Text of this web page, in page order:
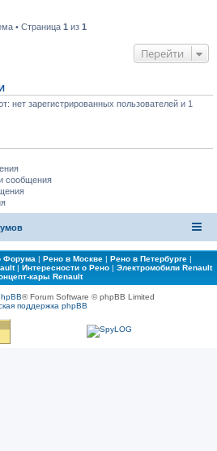
• Страница 1 из 1
Перейти
нет зарегистрированных пользователей и 1
сообщения
Форума | Рено в Москве | Рено в Петербурге |
| Интересности о Рено| Электромобили Renault
кары Renault
® Forum Software © phpBB Limited
поддержка phpBB